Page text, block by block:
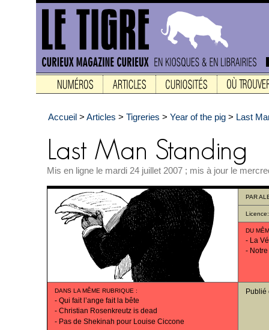
Accueil > Articles > Tigreries > Year of the pig > Last
Mis en ligne le mardi 24 juillet 2007 ; mis à jour le
PAR
DU
- La
-
DANS LA MÊME RUBRIQUE :
- Qui fait l’ange fait la bête
- Christian Rosenkreutz is dead
- Pas de Shekinah pour Louise Ciccone